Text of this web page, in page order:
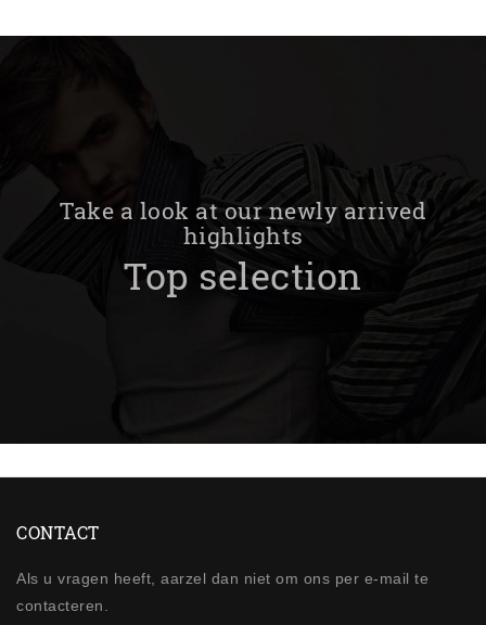
Take a look at our newly arrived
highlights
Top selection
CONTACT
Als u vragen heeft, aarzel dan niet om ons per e-mail te
contacteren.